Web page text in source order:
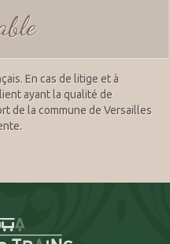
En cas de litige et à
ayant la qualité de
de la commune de Versailles